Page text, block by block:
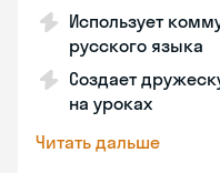
Использует
русского языка
Создает
на уроках
Читать дальше